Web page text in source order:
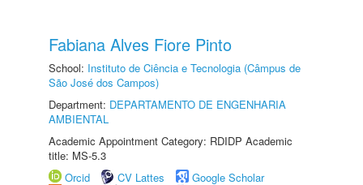
Fabiana Alves Fiore Pinto
School: Instituto de Ciência e Tecnologia (Câmpus de
São José dos Campos)
Department: DEPARTAMENTO DE ENGENHARIA
AMBIENTAL
Academic Appointment Category: RDIDP Academic
title: MS-5.3
Orcid
CV Lattes
Google Scholar